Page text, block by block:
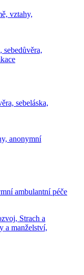
vztahy,
sebeláska,
ambulantní péče